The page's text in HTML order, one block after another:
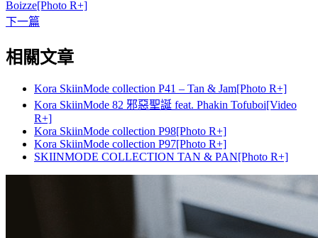
Boizze[Photo R+]
下一篇
相關文章
Kora SkiinMode collection P41 – Tan & Jam[Photo R+]
Kora SkiinMode 82 邪惡聖誕 feat. Phakin Tofuboi[Video
R+]
Kora SkiinMode collection P98[Photo R+]
Kora SkiinMode collection P97[Photo R+]
SKIINMODE COLLECTION TAN & PAN[Photo R+]